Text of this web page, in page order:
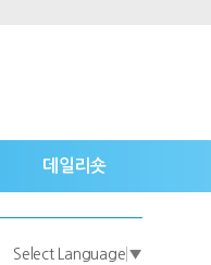
데일리숏
Select Language ▼